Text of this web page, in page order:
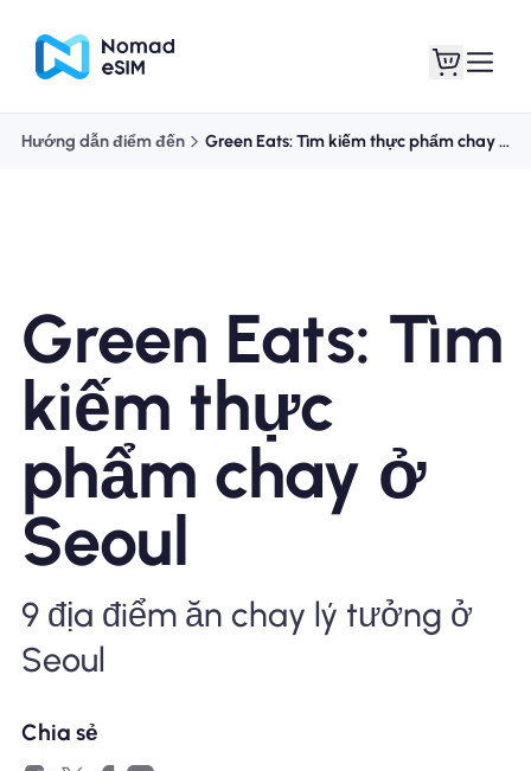
Kế hoạch mua sắm
Giới thiệu về eSIM
Hướng dẫn điểm đến Green Eats: Tìm kiếm thực phẩm chay ở Seoul
Green Eats: Tìm
kiếm thực
phẩm chay ở
Seoul
9 địa điểm ăn chay lý tưởng ở
Seoul
Chia sẻ